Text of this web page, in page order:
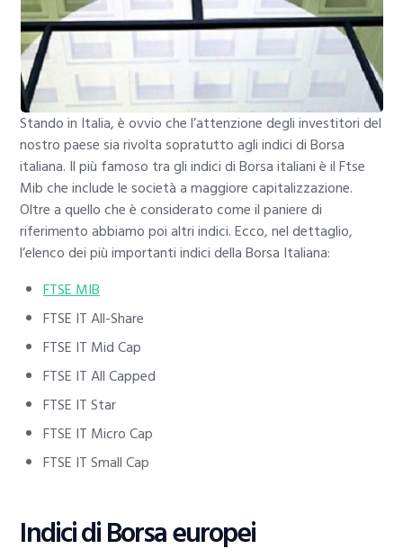
Stando in Italia, è ovvio che l’attenzione degli investitori del
nostro paese sia rivolta sopratutto agli indici di Borsa
italiana. Il più famoso tra gli indici di Borsa italiani è il Ftse
Mib che include le società a maggiore capitalizzazione.
Oltre a quello che è considerato come il paniere di
riferimento abbiamo poi altri indici. Ecco, nel dettaglio,
l’elenco dei più importanti indici della Borsa Italiana:
FTSE MIB
FTSE IT All-Share
FTSE IT Mid Cap
FTSE IT All Capped
FTSE IT Star
FTSE IT Micro Cap
FTSE IT Small Cap
Indici di Borsa europei